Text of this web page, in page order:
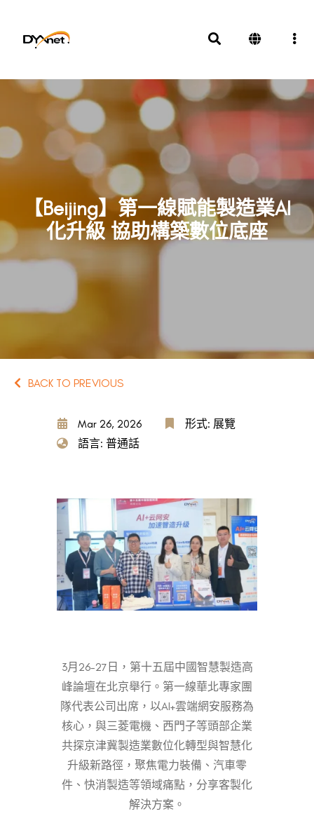
【Beijing】第一線賦能製造業AI
化升級 協助構築數位底座
BACK TO PREVIOUS
Mar 26, 2026
語言: 普通話
形式: 展覽
3月26-27日，第十五屆中國智慧製造高
峰論壇在北京舉行。第一線華北專家團
隊代表公司出席，以AI+雲端網安服務為
核心，與三菱電機、西門子等頭部企業
共探京津冀製造業數位化轉型與智慧化
升級新路徑，聚焦電力裝備、汽車零
件、快消製造等領域痛點，分享客製化
解決方案。